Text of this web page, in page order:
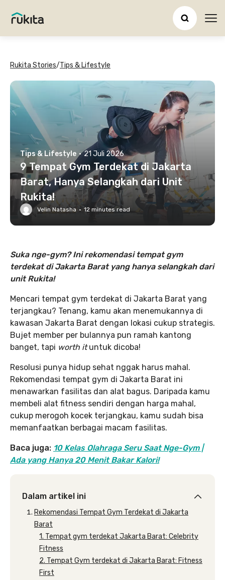
Rukita Stories/Tips & Lifestyle
Tips & Lifestyle · 21 Juli 2026
9 Tempat Gym Terdekat di Jakarta
Barat, Hanya Selangkah dari Unit
Rukita!
Velin Natasha · 12 minutes read
Suka nge-gym? Ini rekomendasi tempat gym
terdekat di Jakarta Barat yang hanya selangkah dari
unit Rukita!
Mencari tempat gym terdekat di Jakarta Barat yang
terjangkau? Tenang, kamu akan menemukannya di
kawasan Jakarta Barat dengan lokasi cukup strategis.
Bujet member per bulannya pun ramah kantong
banget, tapi worth ituntuk dicoba!
Resolusi punya hidup sehat nggak harus mahal.
Rekomendasi tempat gym di Jakarta Barat ini
menawarkan fasilitas dan alat bagus. Daripada kamu
membeli alat fitness sendiri dengan harga mahal,
cukup merogoh kocek terjangkau, kamu sudah bisa
memanfaatkan berbagai macam fasilitas.
Baca juga: 10 Kelas Olahraga Seru Saat Nge-Gym |
Ada yang Hanya 20 Menit Bakar Kalori!
Dalam artikel ini
Rekomendasi Tempat Gym Terdekat di Jakarta
Barat
1. Tempat gym terdekat Jakarta Barat: Celebrity
Fitness
2. Tempat Gym terdekat di Jakarta Barat: Fitness
First